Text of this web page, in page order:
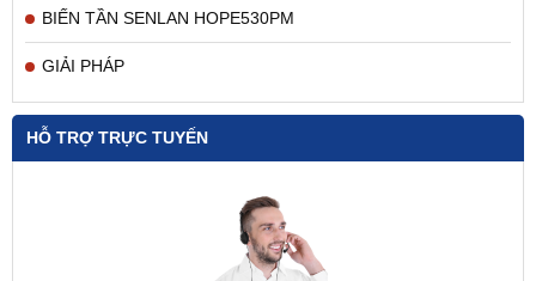
BIẾN TẦN SENLAN HOPE530PM
GIẢI PHÁP
HỖ TRỢ TRỰC TUYẾN